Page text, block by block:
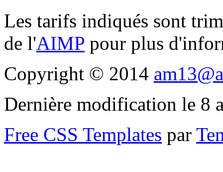
Les tarifs indiqués sont
de l'AIMP pour plus
Copyright © 2014
Dernière modification le 8
Free CSS Templates par